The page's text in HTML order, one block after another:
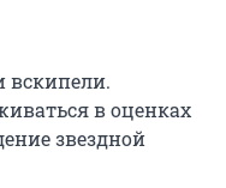
вскипели.
в оценках
звездной